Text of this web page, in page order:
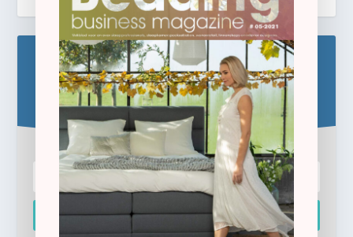
Blijf op de hoogte!
Schrijf u hier in voor de gratis e-newsletter.
Inschrijven